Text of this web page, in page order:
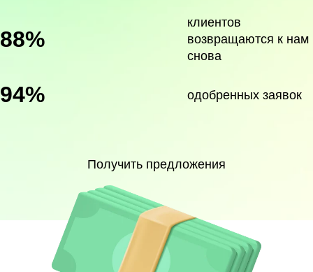
88%
клиентов
возвращаются к нам
снова
94% одобренных заявок
Получить предложения